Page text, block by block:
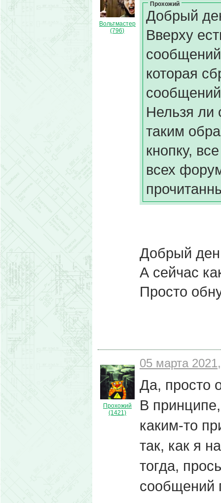
Вольтмастер
(796)
Прохожий
Добрый
Вверху
которая
Нельзя ли
таким
кнопку,
всех
Добрый
А сейчас
Просто
Прохожий
(1421)
05 марта
Да, просто
В
каким-то
так, как я
тогда,
сообщений